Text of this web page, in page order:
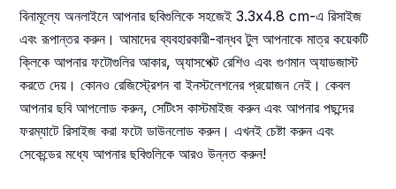
বিনামূল্যে অনলাইনে আপনার ছবিগুলিকে সহজেই 3.3x4.8 cm-এ রিসাইজ
এবং রূপান্তর করুন। আমাদের ব্যবহারকারী-বান্ধব টুল আপনাকে মাত্র কয়েকটি
ক্লিকে আপনার ফটোগুলির আকার, অ্যাসপেক্ট রেশিও এবং গুণমান অ্যাডজাস্ট
করতে দেয়। কোনও রেজিস্ট্রেশন বা ইনস্টলেশনের প্রয়োজন নেই। কেবল
আপনার ছবি আপলোড করুন, সেটিংস কাস্টমাইজ করুন এবং আপনার পছন্দের
ফরম্যাটে রিসাইজ করা ফটো ডাউনলোড করুন। এখনই চেষ্টা করুন এবং
সেকেন্ডের মধ্যে আপনার ছবিগুলিকে আরও উন্নত করুন!